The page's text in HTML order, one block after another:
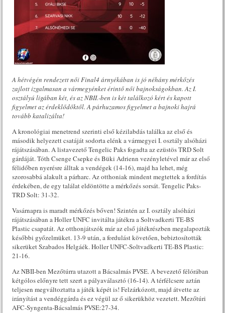
A hétvégén rendezett női Final4 árnyékában is jó néhány mérkőzés
zajlott izgalmasan a vármegyénket érintő női bajnokságokban. Az I.
osztályú ligában két, és az NBII.-ben is két találkozó kért és kapott
figyelmet az érdeklődőktől. A párhuzamos figyelmet a bajnoki hajrá
tovább katalizálta!
A kronológiai menetrend szerinti első kézilabdás találka az első és
második helyezett csatáját sodorta elénk a vármegyei I. osztály alsóházi
rájátszásában. A listavezető Tengelic Paks fogadta az ezüstös TRD Solt
gárdáját. Tóth Csenge Csepke és Büki Adrienn vezényletével már az első
félidőben nyerésre álltak a vendégek (14-16), majd ha lehet, még
szorosabbá alakult a párharc. Az otthoniak mindent megtettek a fordítás
érdekében, de egy találat eldöntötte a mérkőzés sorsát. Tengelic Paks-
TRD Solt: 31-32.
Vasárnapra is maradt mérkőzés bőven! Szintén az I. osztály alsóházi
rájátszásában a Holler UNFC invitálta játékra a Soltvadkerti TE-BS
Plastic csapatát. Az otthonjátszók már az első játékrészben megalapozták
későbbi győzelmüket. 13-9 után, a fordulást követően, bebiztosították
sikerüket Szabados Helgáék. Holler UNFC-Soltvadkerti TE-BS Plastic:
21-16.
Az NBII-ben Mezőtúrra utazott a Bácsalmás PVSE. A bevezető félórában
kétgólos előnyre tett szert a pályaválasztó (16-14). A térfélcsere aztán
teljesen megváltoztatta a játék képét is! Felzárkózott, majd átvette az
irányítást a vendéggárda és ez végül az ő sikerükhöz vezetett. Mezőtúri
AFC-Syngenta-Bácsalmás PVSE:27-34.